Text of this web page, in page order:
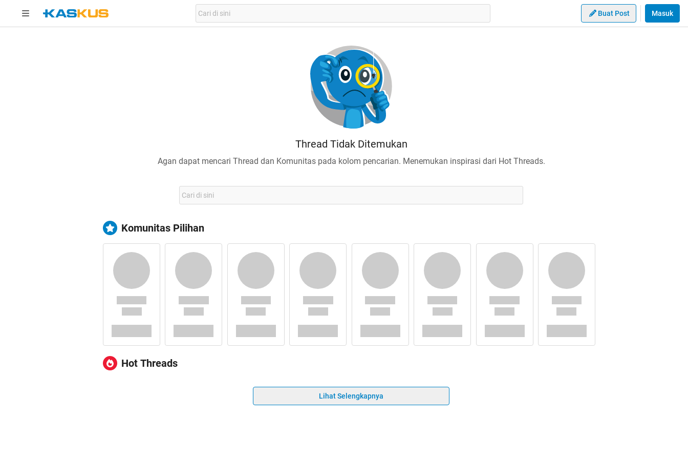
Buat Post Masuk
Thread Tidak Ditemukan
Agan dapat mencari Thread dan Komunitas pada kolom pencarian. Menemukan inspirasi dari Hot Threads.
Komunitas Pilihan
Hot Threads
Lihat Selengkapnya